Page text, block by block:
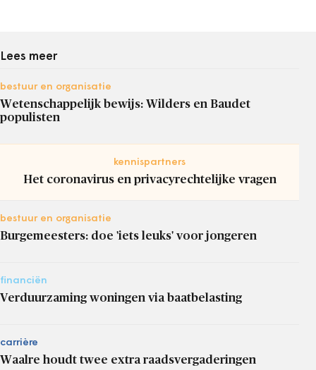
Lees meer
bestuur en organisatie
Wetenschappelijk bewijs: Wilders en Baudet
populisten
kennispartners
Het coronavirus en privacyrechtelijke vragen
bestuur en organisatie
Burgemeesters: doe 'iets leuks' voor jongeren
financiën
Verduurzaming woningen via baatbelasting
carrière
Waalre houdt twee extra raadsvergaderingen